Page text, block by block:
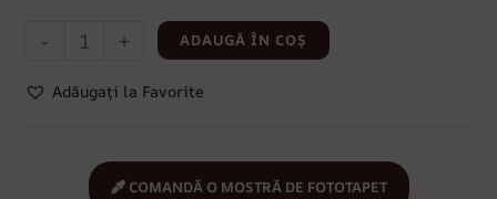
- + ADAUGĂ ÎN COȘ
Adăugați la Favorite
COMANDĂ O MOSTRĂ DE FOTOTAPET